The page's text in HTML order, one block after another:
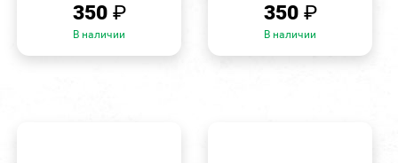
350 ₽
В наличии
350 ₽
В наличии